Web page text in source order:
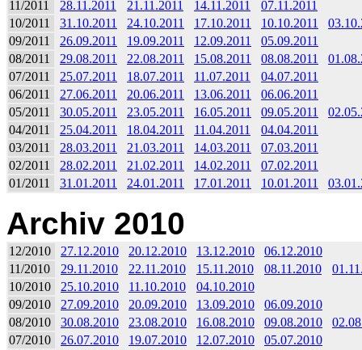
11/2011
28.11.2011 21.11.2011 14.11.2011
07.11.2011
10/2011
31.10.2011 24.10.2011 17.10.2011 10.10.2011
09/2011
26.09.2011 19.09.2011 12.09.2011
05.09.2011
08/2011
29.08.2011 22.08.2011 15.08.2011 08.08.2011
07/2011
25.07.2011 18.07.2011 11.07.2011
04.07.2011
06/2011
27.06.2011 20.06.2011 13.06.2011
06.06.2011
05/2011
30.05.2011 23.05.2011 16.05.2011 09.05.2011
04/2011
25.04.2011 18.04.2011 11.04.2011
04.04.2011
03/2011
28.03.2011 21.03.2011 14.03.2011
07.03.2011
02/2011
28.02.2011 21.02.2011 14.02.2011
07.02.2011
01/2011
31.01.2011 24.01.2011 17.01.2011 10.01.2011
Archiv 2010
12/2010 27.12.2010 20.12.2010 13.12.2010
06.12.2010
11/2010
29.11.2010 22.11.2010 15.11.2010 08.11.2010
10/2010
25.10.2010 11.10.2010
04.10.2010
09/2010
27.09.2010 20.09.2010 13.09.2010
06.09.2010
08/2010
30.08.2010 23.08.2010 16.08.2010 09.08.2010
07/2010
26.07.2010 19.07.2010 12.07.2010
05.07.2010